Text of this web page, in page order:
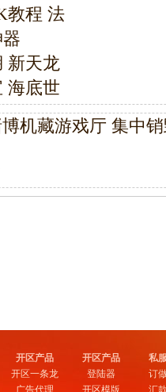
教程 法
新天龙
海底世
机藏游戏厅 集中
开区产品
开区一条龙
广告代理
开区产品
登陆器
开区模版
私
订
汇